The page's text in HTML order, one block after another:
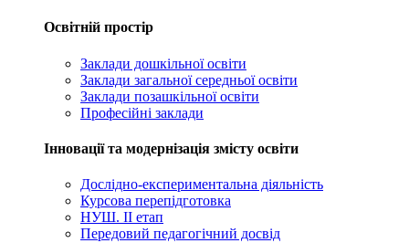
Освітній простір
Заклади дошкільної освіти
Заклади загальної середньої освіти
Заклади позашкільної освіти
Професійні заклади
Інновації та модернізація змісту освіти
Дослідно-експериментальна діяльність
Курсова перепідготовка
НУШ. ІІ етап
Передовий педагогічний досвід